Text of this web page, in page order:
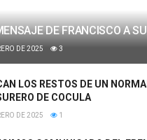
DE FRANCISCO A
DE 2025 3
LOS RESTOS DE UN
DE COCULA
DE 2025 1